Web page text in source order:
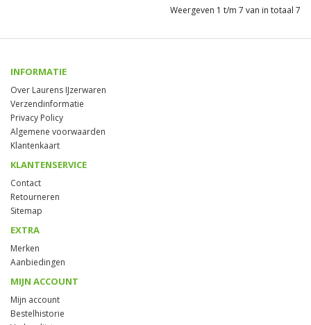
Weergeven 1 t/m 7 van in totaal 7
INFORMATIE
Over Laurens IJzerwaren
Verzendinformatie
Privacy Policy
Algemene voorwaarden
Klantenkaart
KLANTENSERVICE
Contact
Retourneren
Sitemap
EXTRA
Merken
Aanbiedingen
MIJN ACCOUNT
Mijn account
Bestelhistorie